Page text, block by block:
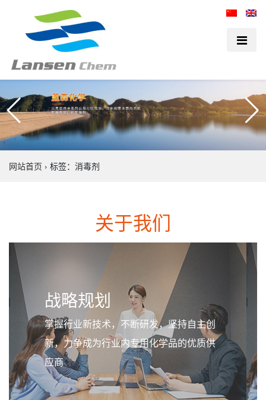
网站首页 › 标签：消毒剂
关于我们
战略规划
掌握行业新技术，不断研发，坚持自主创
新，力争成为行业内专用化学品的优质供
应商